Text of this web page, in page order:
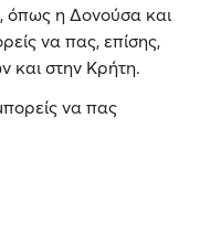
η Δονούσα και
να πας, επίσης,
και στην Κρήτη.
να πας